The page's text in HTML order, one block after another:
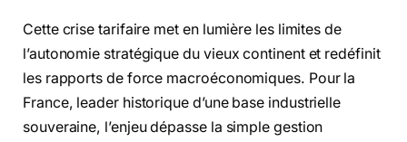
Cette crise tarifaire met en lumière les limites de
l’autonomie stratégique du vieux continent et redéfinit
les rapports de force macroéconomiques. Pour la
France, leader historique d’une base industrielle
souveraine, l’enjeu dépasse la simple gestion